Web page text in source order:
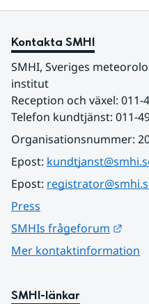
Kontakta SMHI
SMHI, Sveriges
institut
Reception och växel: 011-
Telefon kundtjänst: 011-
Organisationsnummer:
Epost:
Epost:
Press
SMHIs frågeforum
Mer kontaktinformation
SMHI-länkar